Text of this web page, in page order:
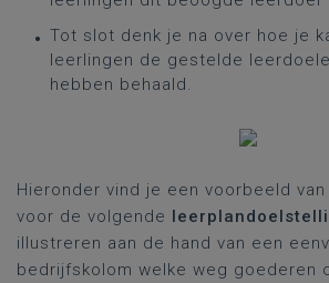
Tot slot denk je na over hoe je
leerlingen de gestelde
hebben behaald.
Hieronder vind je een voorbeeld van
voor de volgende
illustreren aan de hand van een
bedrijfskolom welke weg goederen